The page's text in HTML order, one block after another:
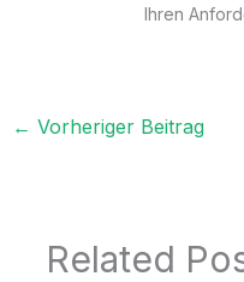
Ihren
← Vorheriger Beitrag
Related